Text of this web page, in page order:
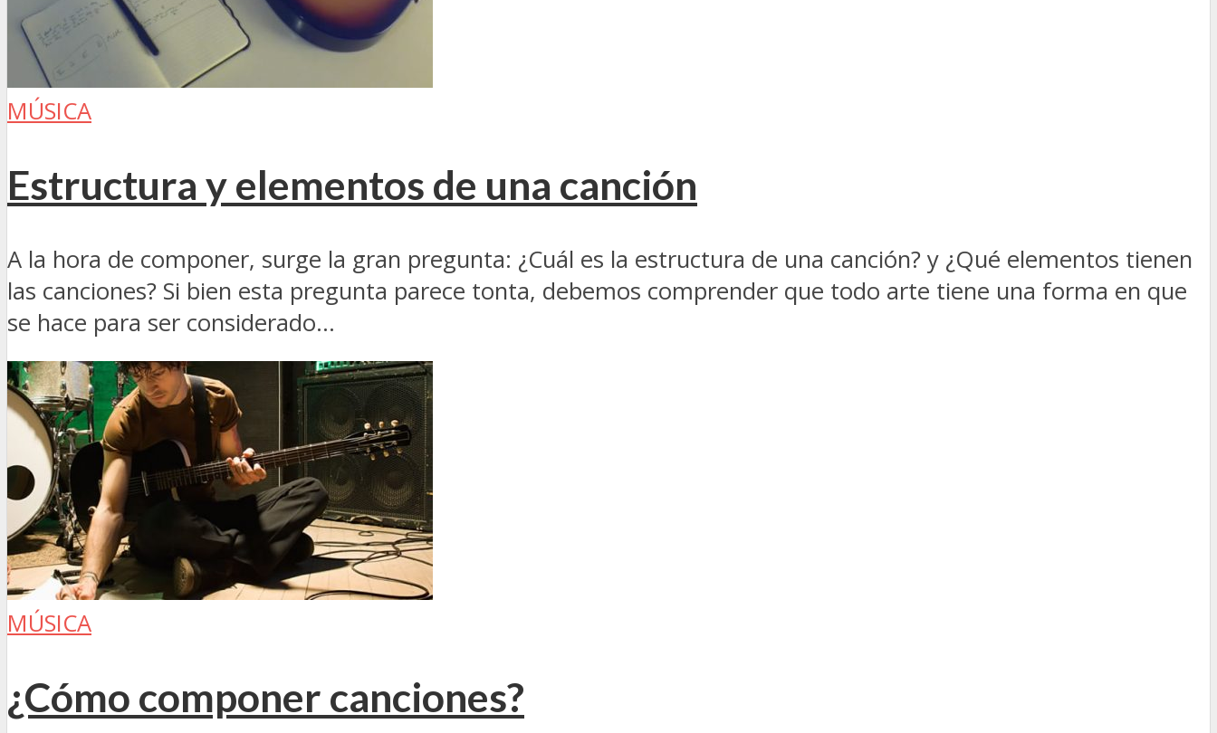
MÚSICA
Estructura y elementos de una canción
A la hora de componer, surge la gran pregunta: ¿Cuál es la estructura de una canción? y ¿Qué elementos tienen
las canciones? Si bien esta pregunta parece tonta, debemos comprender que todo arte tiene una forma en que
se hace para ser considerado...
MÚSICA
¿Cómo componer canciones?